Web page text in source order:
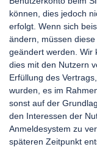
können, dies jedoch
erfolgt. Wenn sich
ändern, müssen
geändert werden. Wir
dies mit den Nutzern
Erfüllung des
wurden, es im
sonst auf der
den Interessen der
Anmeldesystem zu
späteren Zeitpunkt